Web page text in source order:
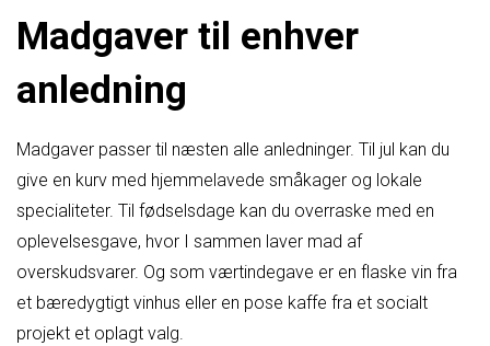
Madgaver til enhver
anledning
Madgaver passer til næsten alle anledninger. Til jul kan du
give en kurv med hjemmelavede småkager og lokale
specialiteter. Til fødselsdage kan du overraske med en
oplevelsesgave, hvor I sammen laver mad af
overskudsvarer. Og som værtindegave er en flaske vin fra
et bæredygtigt vinhus eller en pose kaffe fra et socialt
projekt et oplagt valg.